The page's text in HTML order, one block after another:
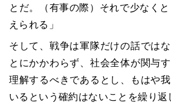
とだ。（有事の際）それで少なく
えられる」
そして、戦争は軍隊だけの話では
とにかかわらず、社会全体が関与
理解するべきであるとし、もはや
いるという確約はないことを繰り返